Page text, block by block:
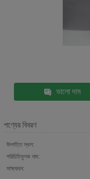
ভালো দাম
পণ্যের বিবরণ
উৎপত্তি স্থল:
পরিচিতিমুলক নাম:
সাক্ষ্যদান: